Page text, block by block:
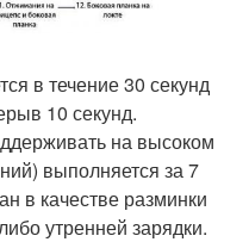
в течение 30 секунд
10 секунд.
на высоком
выполняется за 7
в качестве разминки
утренней зарядки.